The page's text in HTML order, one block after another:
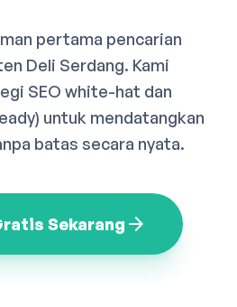
English 中文
pertama pencarian
Deli Serdang. Kami
SEO white-hat dan
untuk mendatangkan
batas secara nyata.
Sekarang arrow_forward